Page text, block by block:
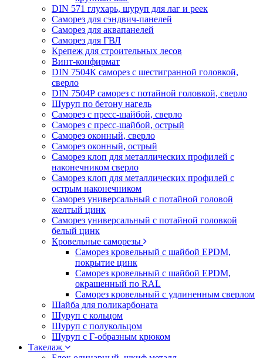
DIN 571 глухарь, шуруп для лаг и реек
Саморез для сэндвич-панелей
Саморез для аквапанелей
Саморез для ГВЛ
Крепеж для строительных лесов
Винт-конфирмат
DIN 7504К саморез с шестигранной головкой,
сверло
DIN 7504Р саморез с потайной головкой, сверло
Шуруп по бетону нагель
Саморез с пресс-шайбой, сверло
Саморез с пресс-шайбой, острый
Саморез оконный, сверло
Саморез оконный, острый
Саморез клоп для металлических профилей с
наконечником сверло
Саморез клоп для металлических профилей с
острым наконечником
Саморез универсальный с потайной головой
желтый цинк
Саморез универсальный с потайной головкой
белый цинк
Кровельные саморезы
Саморез кровельный с шайбой EPDM,
покрытие цинк
Саморез кровельный с шайбой EPDM,
окрашенный по RAL
Саморез кровельный с удлиненным сверлом
Шайба для поликарбоната
Шуруп с кольцом
Шуруп с полукольцом
Шуруп с Г-образным крюком
Такелаж